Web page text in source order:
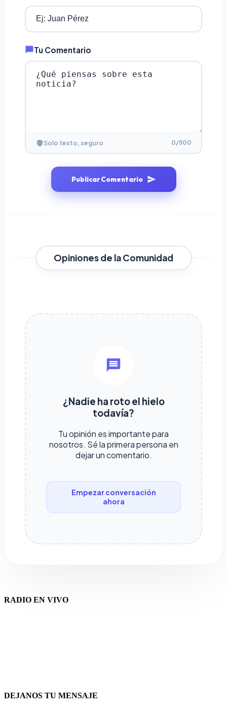
Tu Comentario
Solo texto, seguro 0/500
Publicar Comentario
Opiniones de la Comunidad
¿Nadie ha roto el hielo
todavía?
Tu opinión es importante para
nosotros. Sé la primera persona en
dejar un comentario.
Empezar conversación
ahora
RADIO EN VIVO
DEJANOS TU MENSAJE